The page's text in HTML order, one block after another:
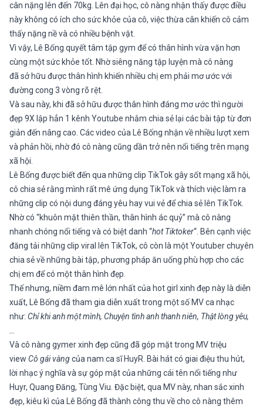
cân nặng lên đến 70kg. Lên đại học, cô nàng nhận thấy được điều
này không có ích cho sức khỏe của cô, việc thừa cân khiến cô cảm
thấy nặng nề và có nhiều bệnh vặt.
Vì vậy, Lê Bống quyết tâm tập gym để có thân hình vừa vặn hơn
cùng một sức khỏe tốt. Nhờ siêng năng tập luyện mà cô nàng
đã sở hữu được thân hình khiến nhiều chị em phải mơ ước với
đường cong 3 vòng rõ rệt.
Và sau này, khi đã sở hữu được thân hình đáng mơ ước thì người
đẹp 9X lập hẳn 1 kênh Youtube nhằm chia sẻ lại các bài tập từ đơn
giản đến nâng cao. Các video của Lê Bống nhận về nhiều lượt xem
và phản hồi, nhờ đó cô nàng cũng dần trở nên nổi tiếng trên mạng
xã hội.
Lê Bống được biết đến qua những clip TikTok gây sốt mạng xã hội,
cô chia sẻ rằng mình rất mê ứng dụng TikTok và thích việc làm ra
những clip có nội dung đáng yêu hay vui vẻ để chia sẻ lên TikTok.
Nhờ có “khuôn mặt thiên thần, thân hình ác quỷ” mà cô nàng
nhanh chóng nổi tiếng và có biệt danh “hot Tiktoker“. Bên cạnh việc
đăng tải những clip viral lên TikTok, cô còn là một Youtuber chuyên
chia sẻ về những bài tập, phương pháp ăn uống phù hợp cho các
chị em để có một thân hình đẹp.
Thế nhưng, niềm đam mê lớn nhất của hot girl xinh đẹp này là diễn
xuất, Lê Bống đã tham gia diễn xuất trong một số MV ca nhạc
như: Chỉ khi anh một mình, Chuyện tình anh thanh niên, Thật lòng yêu,
Và cô nàng gymer xinh đẹp cũng đã góp mặt trong MV triệu
view Cô gái vàngcủa nam ca sĩ HuyR. Bài hát có giai điệu thu hút,
lời nhạc ý nghĩa và sự góp mặt của những cái tên nổi tiếng như
Huyr, Quang Đăng, Tùng Viu. Đặc biệt, qua MV này, nhan sắc xinh
đẹp, kiêu kì của Lê Bống đã thành công thu về cho cô nàng thêm